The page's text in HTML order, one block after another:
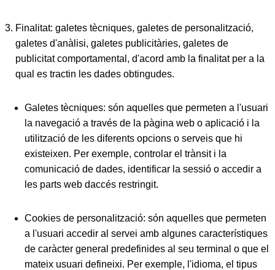
Finalitat: galetes tècniques, galetes de personalització,
galetes d'anàlisi, galetes publicitàries, galetes de
publicitat comportamental, d'acord amb la finalitat per a la
qual es tractin les dades obtingudes.
Galetes tècniques: són aquelles que permeten a l'usuari
la navegació a través de la pàgina web o aplicació i la
utilització de les diferents opcions o serveis que hi
existeixen. Per exemple, controlar el trànsit i la
comunicació de dades, identificar la sessió o accedir a
les parts web daccés restringit.
Cookies de personalització: són aquelles que permeten
a l'usuari accedir al servei amb algunes característiques
de caràcter general predefinides al seu terminal o que el
mateix usuari defineixi. Per exemple, l'idioma, el tipus